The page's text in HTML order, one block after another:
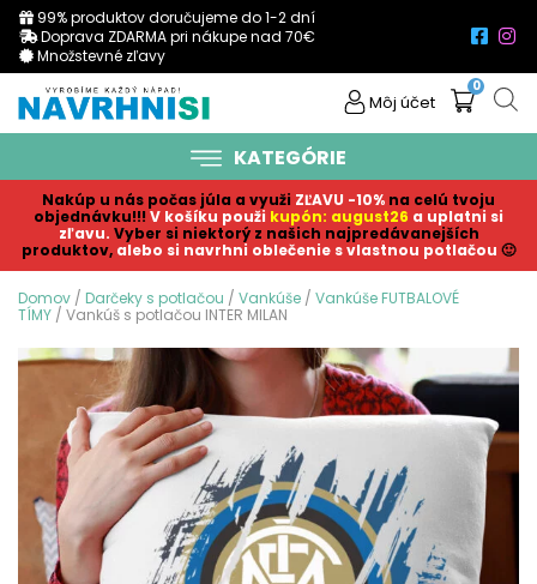
99% produktov doručujeme do 1-2 dní
Doprava ZDARMA pri nákupe nad 70€
Množstevné zľavy
Môj účet
0
KATEGÓRIE
Nakúp u nás počas júla a využi ZĽAVU -10% na celú tvoju
objednávku!!! V košíku použi kupón: august26 a uplatni si
zľavu. Vyber si niektorý z našich najpredávanejších
produktov, alebo si navrhni oblečenie s vlastnou potlačou 🙂
Domov / Darčeky s potlačou / Vankúše / Vankúše FUTBALOVÉ
TÍMY / Vankúš s potlačou INTER MILAN